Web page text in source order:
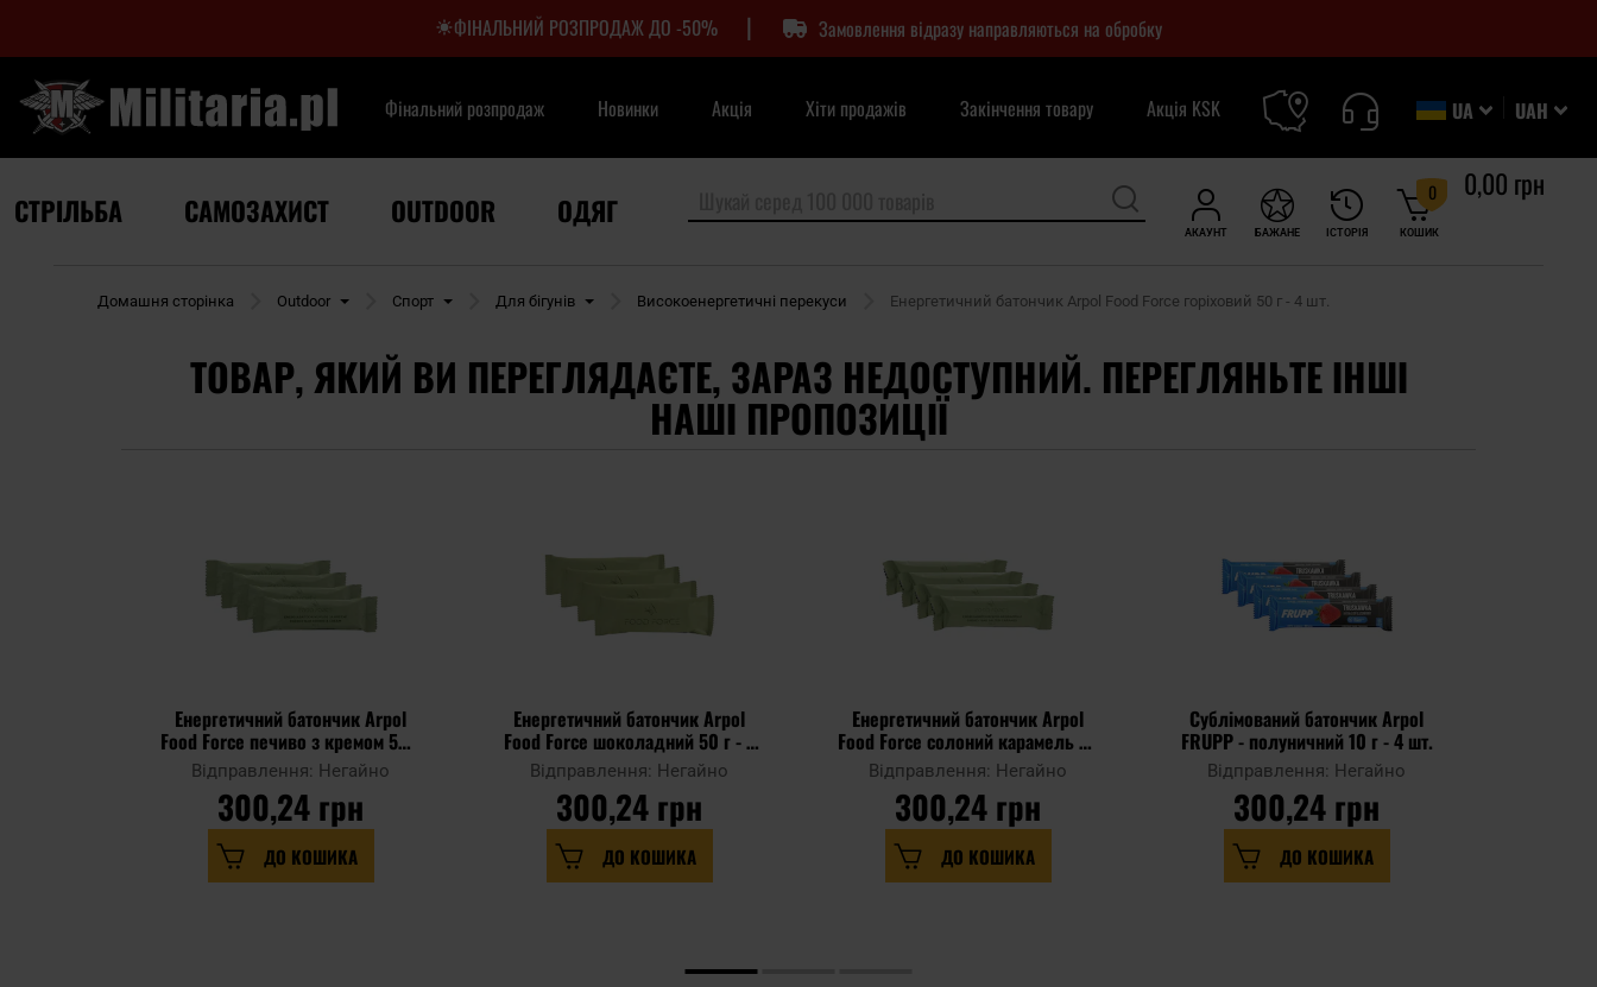
ФІНАЛЬНИЙ РОЗПРОДАЖ ДО -50% | Замовлення відразу направляються на обробку
UAH
UA
Фінальний розпродаж Новинки Акція Хіти продажів Закінчення товару Акція KSK
АКАУНТ ІСТОРІЯ
БАЖАНЕ КОШИК
0 0,00 грн
СТРІЛЬБА САМОЗАХИСТ OUTDOOR ОДЯГ
Домашня сторінка Outdoor Спорт Для бігунів Високоенергетичні перекуси Енергетичний батончик Arpol Food Force горіховий 50 г - 4 шт.
ТОВАР, ЯКИЙ ВИ ПЕРЕГЛЯДАЄТЕ, ЗАРАЗ НЕДОСТУПНИЙ. ПЕРЕГЛЯНЬТЕ ІНШІ
НАШІ ПРОПОЗИЦІЇ
Енергетичний батончик Arpol
Food Force печиво з кремом 50 г
- 4 шт.
Відправлення: Негайно
300,24 грн
ДО КОШИКА
Енергетичний батончик Arpol
Food Force шоколадний 50 г - 4
шт.
Відправлення: Негайно
300,24 грн
ДО КОШИКА
Енергетичний батончик Arpol
Food Force солоний карамель 50
г - 4 шт.
Відправлення: Негайно
300,24 грн
ДО КОШИКА
Сублімований батончик Arpol
FRUPP - полуничний 10 г - 4 шт.
Відправлення: Негайно
300,24 грн
ДО КОШИКА